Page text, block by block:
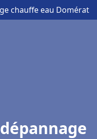
chauffe eau Domérat